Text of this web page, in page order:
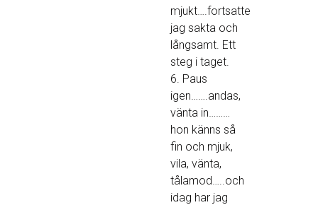
mjukt….fortsatte
jag sakta och
långsamt. Ett
steg i taget.
6. Paus
igen…….andas,
vänta in………
hon känns så
fin och mjuk,
vila, vänta,
tålamod…..och
idag har jag